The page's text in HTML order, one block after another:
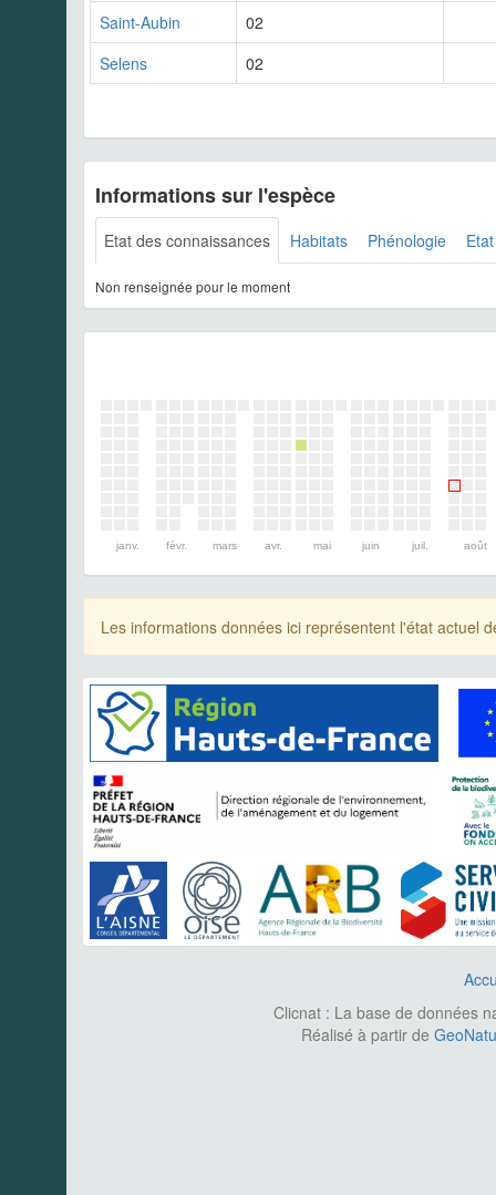
Saint-Aubin
02
Selens
02
Informations sur l'espèce
Etat des connaissances Habitats Phénologie
Non renseignée pour le moment
janv. févr. mars avr. mai juin juil. août
Les informations données ici représentent l'état actuel
Clicnat : La base de données
Réalisé à partir de